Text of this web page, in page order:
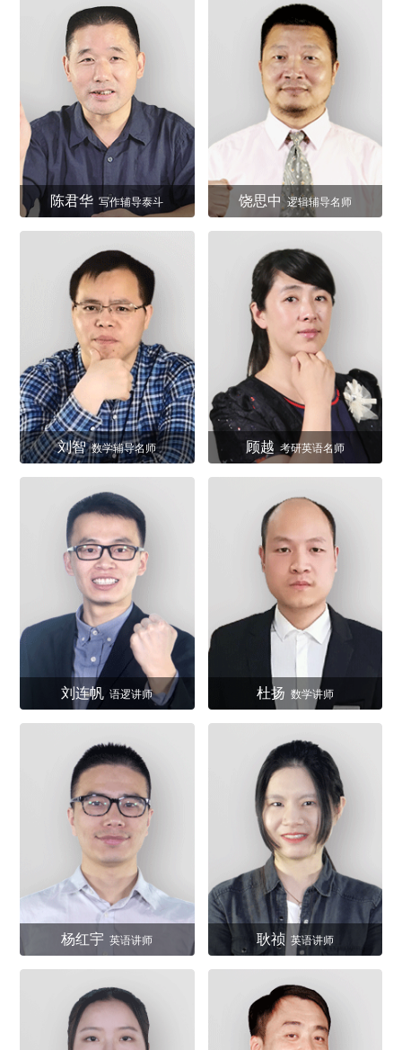
陈君华 写作辅导泰斗 饶思中 逻辑辅导名师
刘智 数学辅导名师 顾越 考研英语名师
刘连帆 语逻讲师 杜扬 数学讲师
杨红宇 英语讲师 耿祯 英语讲师